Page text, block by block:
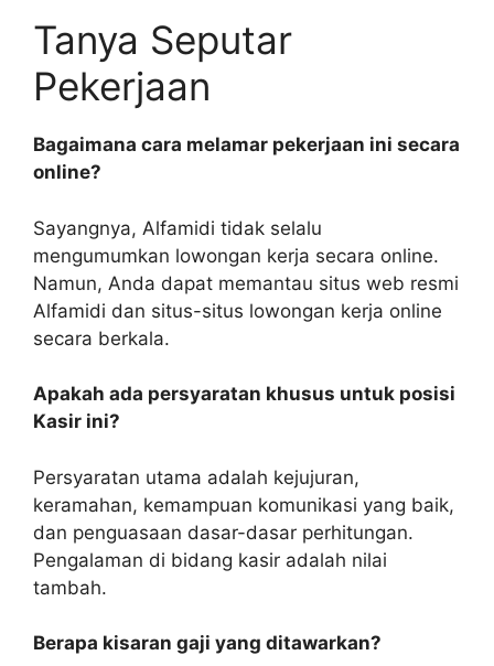
Tanya Seputar
Pekerjaan
Bagaimana cara melamar pekerjaan ini secara
online?
Sayangnya, Alfamidi tidak selalu
mengumumkan lowongan kerja secara online.
Namun, Anda dapat memantau situs web resmi
Alfamidi dan situs-situs lowongan kerja online
secara berkala.
Apakah ada persyaratan khusus untuk posisi
Kasir ini?
Persyaratan utama adalah kejujuran,
keramahan, kemampuan komunikasi yang baik,
dan penguasaan dasar-dasar perhitungan.
Pengalaman di bidang kasir adalah nilai
tambah.
Berapa kisaran gaji yang ditawarkan?